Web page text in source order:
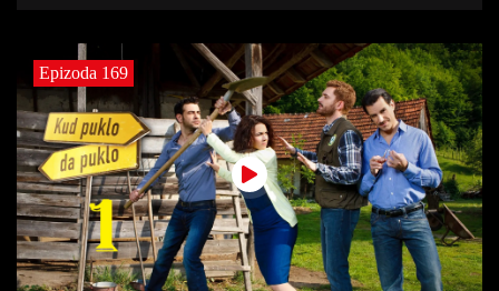
Epizoda 169